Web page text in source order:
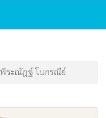
พีระณัฎฐ์ โบกรณีย์